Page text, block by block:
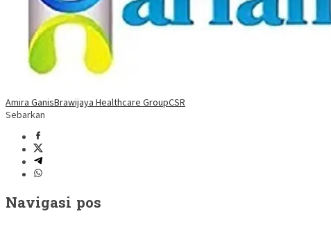
Amira GanisBrawijaya Healthcare GroupCSR
Sebarkan
Navigasi pos